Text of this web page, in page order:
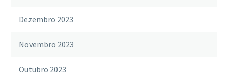
Dezembro 2023
Novembro 2023
Outubro 2023